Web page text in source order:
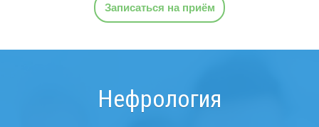
Записаться на приём
Нефрология